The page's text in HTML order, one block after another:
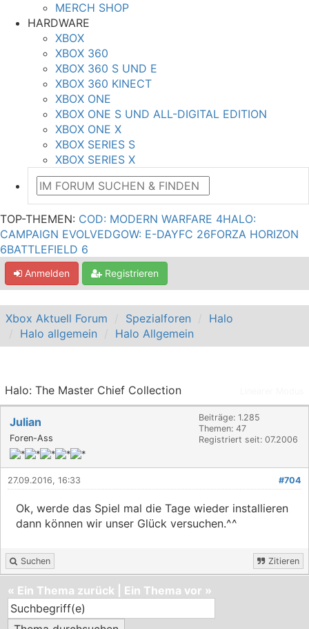
MERCH SHOP
HARDWARE
XBOX
XBOX 360
XBOX 360 S UND E
XBOX 360 KINECT
XBOX ONE
XBOX ONE S UND ALL-DIGITAL EDITION
XBOX ONE X
XBOX SERIES S
XBOX SERIES X
TOP-THEMEN: COD: MODERN WARFARE 4HALO:
CAMPAIGN EVOLVEDGOW: E-DAYFC 26FORZA HORIZON
6BATTLEFIELD 6
Anmelden Registrieren
Xbox Aktuell Forum Spezialforen
Halo
Halo allgemein
Halo Allgemein
Halo: The Master Chief Collection
Julian
Foren-Ass
Beiträge: 1.285
Themen: 47
Registriert seit: 07.2006
#704
27.09.2016, 16:33
Ok, werde das Spiel mal die Tage wieder installieren
dann können wir unser Glück versuchen.^^
Suchen Zitieren
« Ein Thema zurück Ein Thema vor »